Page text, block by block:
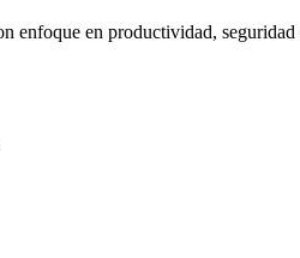
enfoque en productividad, seguridad